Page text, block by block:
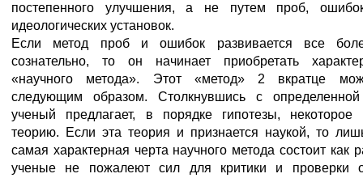
постепенного улучшения, а не путем проб,
идеологических установок.
Если метод проб и ошибок развивается все
сознательно, то он начинает приобретать
«научного метода». Этот «метод» 2 вкратце
следующим образом. Столкнувшись с
ученый предлагает, в порядке гипотезы,
теорию. Если эта теория и признается наукой, то
самая характерная черта научного метода состоит как
ученые не пожалеют сил для критики и проверки